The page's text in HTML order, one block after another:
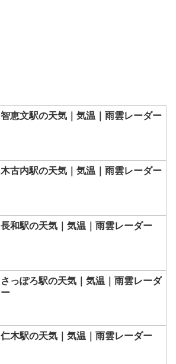
智恵文駅の天気｜気温｜雨雲レーダー
木古内駅の天気｜気温｜雨雲レーダー
長和駅の天気｜気温｜雨雲レーダー
さっぽろ駅の天気｜気温｜雨雲レーダ
ー
仁木駅の天気｜気温｜雨雲レーダー